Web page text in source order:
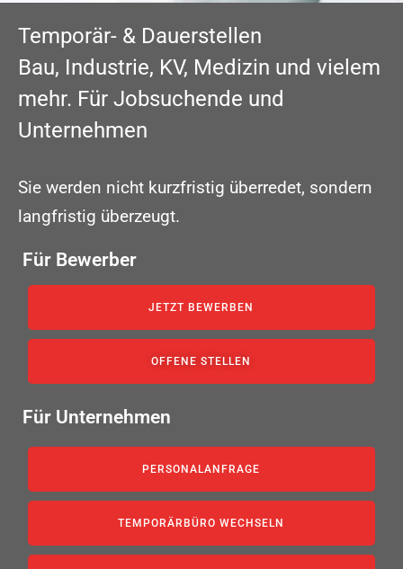
Temporär- & Dauerstellen
Bau, Industrie, KV, Medizin und vielem
mehr. Für Jobsuchende und
Unternehmen
Sie werden nicht kurzfristig überredet, sondern
langfristig überzeugt.
Für Bewerber
JETZT BEWERBEN
OFFENE STELLEN
Für Unternehmen
PERSONALANFRAGE
TEMPORÄRBÜRO WECHSELN